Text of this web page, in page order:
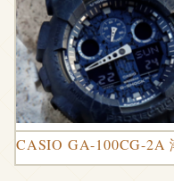
CASIO GA-100CG-2A